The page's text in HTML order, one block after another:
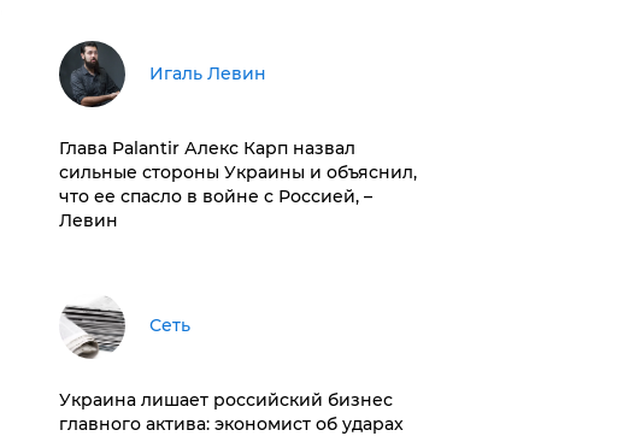
Игаль Левин
Глава Palantir Алекс Карп назвал
сильные стороны Украины и объяснил,
что ее спасло в войне с Россией, –
Левин
Сеть
​Украина лишает российский бизнес
главного актива: экономист об ударах